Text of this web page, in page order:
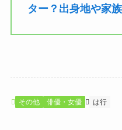
ター？出身地や家
その他 俳優・女優 は行